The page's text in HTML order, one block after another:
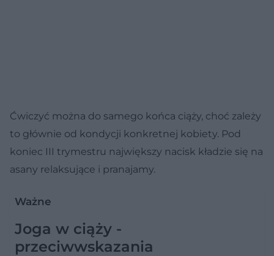
Ćwiczyć można do samego końca ciąży, choć zależy
to głównie od kondycji konkretnej kobiety. Pod
koniec III trymestru największy nacisk kładzie się na
asany relaksujące i pranajamy.
Ważne
Joga w ciąży -
przeciwwskazania